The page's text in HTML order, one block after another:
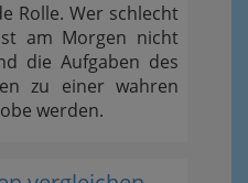
Rolle. Wer schlecht
am Morgen nicht
die Aufgaben des
zu einer wahren
werden.